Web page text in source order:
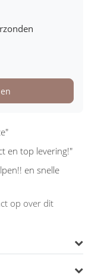
en top levering!"
en snelle
op over dit